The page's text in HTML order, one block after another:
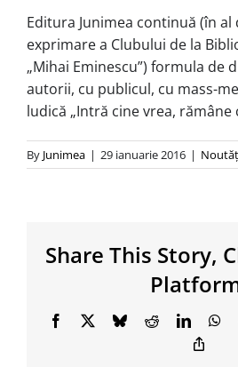
Editura Junimea continuă (în al
exprimare a Clubului de la
„Mihai Eminescu”) formula de
autorii, cu publicul, cu mass-
ludică „Intră cine vrea, rămâne
By Junimea | 29 ianuarie 2016 |
Share This Story,
Facebook BlueskyReddit